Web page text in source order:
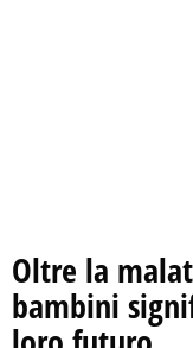
Oltre la
bambini